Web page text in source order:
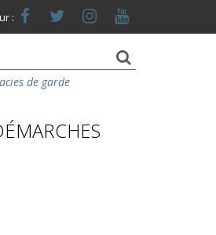
:
Lien
vers
Facebook
Lien
vers
Twitter
Lien
vers
compte
vers
de garde